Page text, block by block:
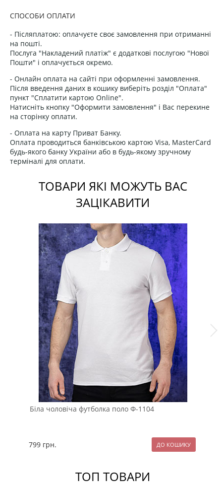
СПОСОБИ ОПЛАТИ
- Післяплатою: оплачуєте своє замовлення при отриманні
на пошті.
Послуга "Накладений платіж" є додаткові послугою "Нової
Пошти" і оплачується окремо.
- Онлайн оплата на сайті при оформленні замовлення.
Після введення даних в кошику виберіть розділ "Оплата"
пункт "Сплатити картою Online".
Натисніть кнопку "Оформити замовлення" і Вас перекине
на сторінку оплати.
- Оплата на карту Приват Банку.
Оплата проводиться банківською картою Visa, MasterCard
будь-якого банку України або в будь-якому зручному
терміналі для оплати.
ТОВАРИ ЯКІ МОЖУТЬ ВАС
ЗАЦІКАВИТИ
Біла чоловіча футболка поло Ф-1104
799 грн.
ТОП ТОВАРИ